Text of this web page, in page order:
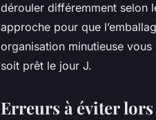
dérouler différemment selon
approche pour que
organisation minutieuse
soit prêt le jour J.
Erreurs à éviter lors